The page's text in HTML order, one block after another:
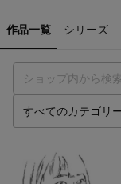
作品一覧 シリーズ